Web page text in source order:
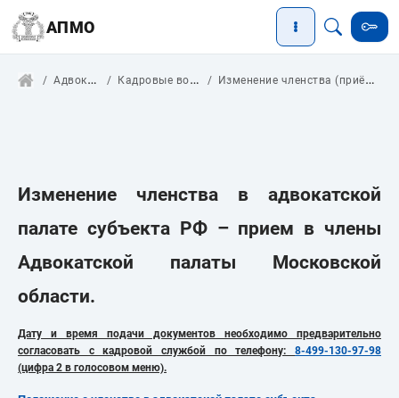
АПМО
Адвокатам Кадровые вопросы Изменение членства (приём в АПМО)
Изменение членства в адвокатской
палате субъекта РФ – прием в члены
Адвокатской палаты Московской
области.
Дату и время подачи документов необходимо предварительно
согласовать с кадровой службой по телефону: 8-499-130-97-98
(цифра 2 в голосовом меню).